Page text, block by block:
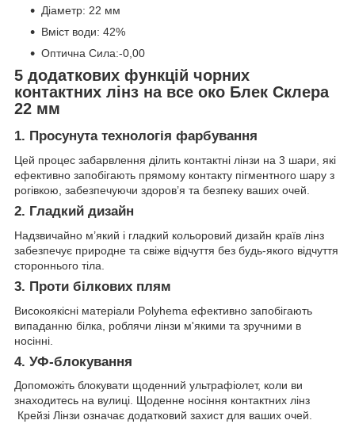
Діаметр: 22 мм
Вміст води: 42%
Оптична Сила:-0,00
5 додаткових функцій чорних
контактних лінз на все око Блек Склера
22 мм
1. Просунута технологія фарбування
Цей процес забарвлення ділить контактні лінзи на 3 шари, які
ефективно запобігають прямому контакту пігментного шару з
рогівкою, забезпечуючи здоров’я та безпеку ваших очей.
2. Гладкий дизайн
Надзвичайно м’який і гладкий кольоровий дизайн країв лінз
забезпечує природне та свіже відчуття без будь-якого відчуття
стороннього тіла.
3. Проти білкових плям
Високоякісні матеріали Polyhema ефективно запобігають
випаданню білка, роблячи лінзи м'якими та зручними в
носінні.
4. УФ-блокування
Допоможіть блокувати щоденний ультрафіолет, коли ви
знаходитесь на вулиці. Щоденне носіння контактних лінз
Крейзі Лінзи означає додатковий захист для ваших очей.